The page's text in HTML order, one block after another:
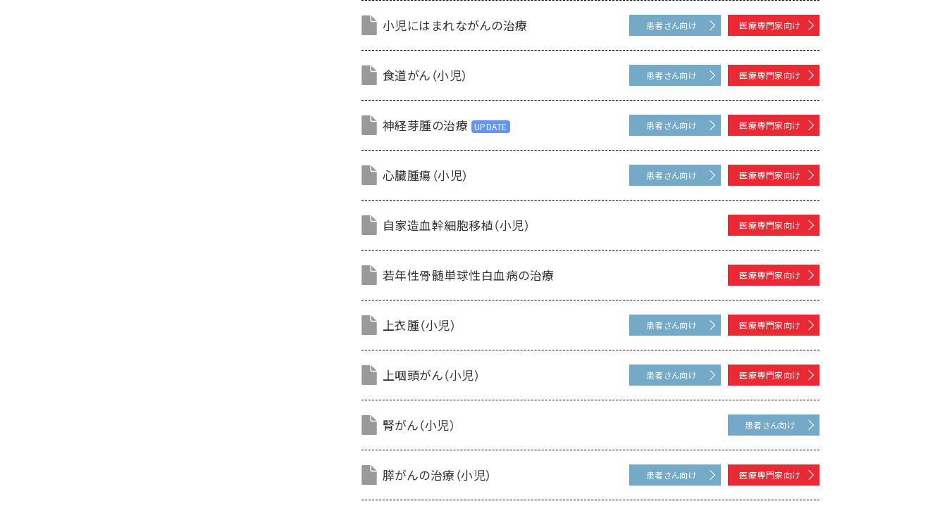
小児にはまれながんの治療 医療専門家向け
患者さん向け
食道がん（小児） 医療専門家向け
患者さん向け
神経芽腫の治療 医療専門家向け
患者さん向け
心臓腫瘍（小児） 医療専門家向け
患者さん向け
自家造血幹細胞移植（小児） 医療専門家向け
若年性骨髄単球性白血病の治療 医療専門家向け
上衣腫（小児） 医療専門家向け
患者さん向け
上咽頭がん（小児） 医療専門家向け
患者さん向け
腎がん（小児） 患者さん向け
膵がんの治療（小児） 医療専門家向け
患者さん向け